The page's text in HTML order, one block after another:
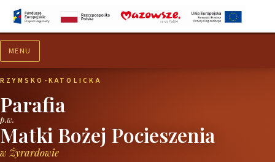
MENU
RZYMSKO-KATOLICKA
Parafia
p.w.
Matki Bożej Pocieszenia
w Żyrardowie